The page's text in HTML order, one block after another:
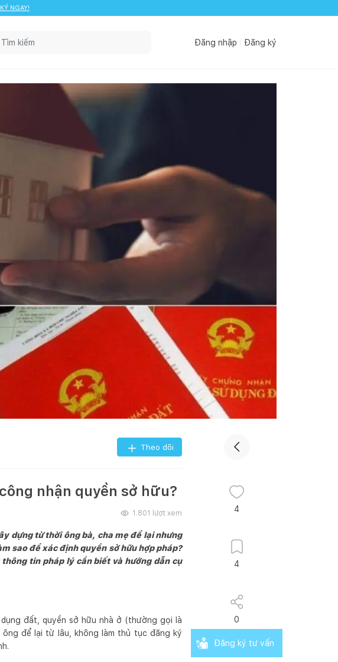
NGAY!
Đăng nhập Đăng ký
Theo dõi
nhận quyền sở hữu?
1.801 lượt xem
dựng từ thời ông bà, cha mẹ để lại nhưng
sao để xác định quyền sở hữu hợp pháp?
tin pháp lý cần biết và hướng dẫn cụ
đất, quyền sở hữu nhà ở (thường gọi là
để lại từ lâu, không làm thủ tục đăng ký
4
4
0
Đăng ký tư vấn